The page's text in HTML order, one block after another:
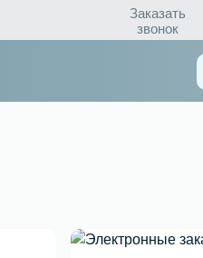
Заказать
звонок